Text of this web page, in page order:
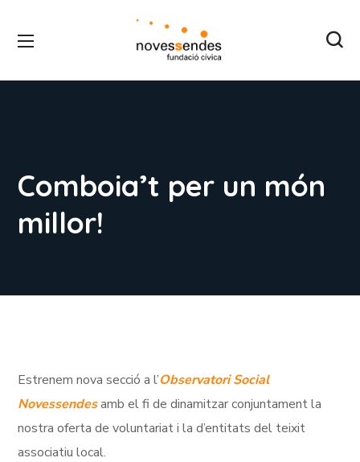
Comboia’t per un món
millor!
Estrenem nova secció a l’Observatori Social
Novessendesamb el fi de dinamitzar conjuntament la
nostra oferta de voluntariat i la d’entitats del teixit
associatiu local.